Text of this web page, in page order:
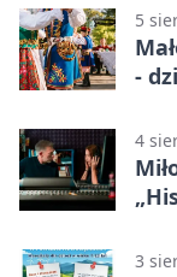
5
-
4
3